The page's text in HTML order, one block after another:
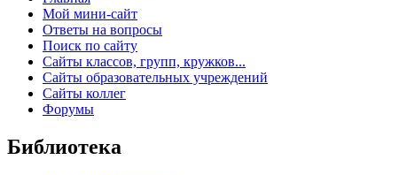
Мой мини-сайт
Ответы на вопросы
Поиск по сайту
Сайты классов, групп, кружков...
Сайты образовательных учреждений
Сайты коллег
Форумы
Библиотека